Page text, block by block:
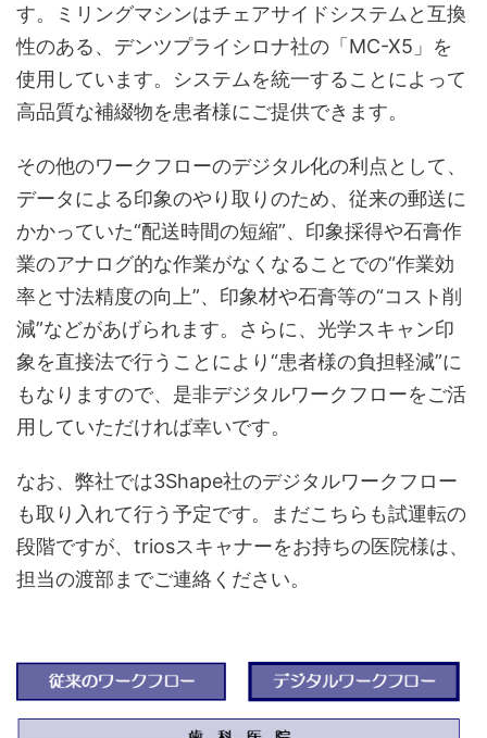
す。ミリングマシンはチェアサイドシステムと互換
性のある、デンツプライシロナ社の「MC-X5」を
使用しています。システムを統一することによって
高品質な補綴物を患者様にご提供できます。
その他のワークフローのデジタル化の利点として、
データによる印象のやり取りのため、従来の郵送に
かかっていた“配送時間の短縮”、印象採得や石膏作
業のアナログ的な作業がなくなることでの“作業効
率と寸法精度の向上”、印象材や石膏等の“コスト削
減”などがあげられます。さらに、光学スキャン印
象を直接法で行うことにより“患者様の負担軽減”に
もなりますので、是非デジタルワークフローをご活
用していただければ幸いです。
なお、弊社では3Shape社のデジタルワークフロー
も取り入れて行う予定です。まだこちらも試運転の
段階ですが、triosスキャナーをお持ちの医院様は、
担当の渡部までご連絡ください。